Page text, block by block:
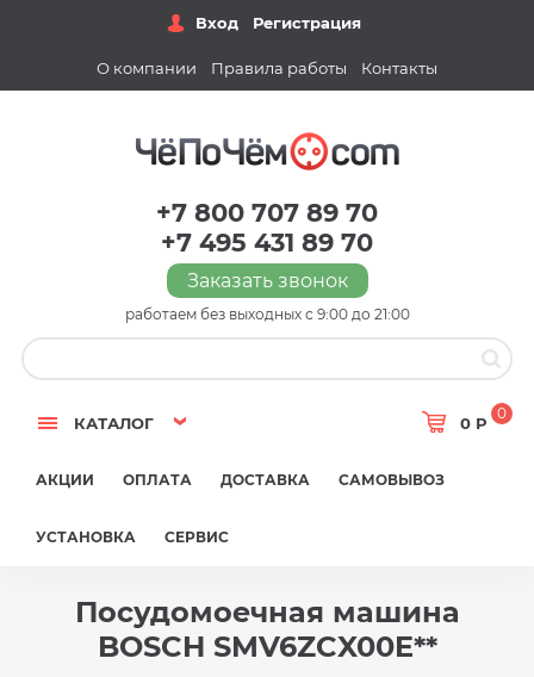
Вход Регистрация
О компании Правила работы Контакты
+7 800 707 89 70
+7 495 431 89 70
Заказать звонок
работаем без выходных с 9:00 до 21:00
КАТАЛОГ 0 Р
0
АКЦИИ ОПЛАТА ДОСТАВКА САМОВЫВОЗ
УСТАНОВКА СЕРВИС
Посудомоечная машина
BOSCH SMV6ZCX00E**